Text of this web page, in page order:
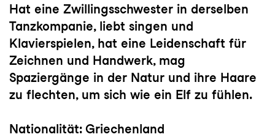
Hat eine Zwillingsschwester in derselben
Tanzkompanie, liebt singen und
Klavierspielen, hat eine Leidenschaft für
Zeichnen und Handwerk, mag
Spaziergänge in der Natur und ihre Haare
zu flechten, um sich wie ein Elf zu fühlen.
Nationalität: Griechenland